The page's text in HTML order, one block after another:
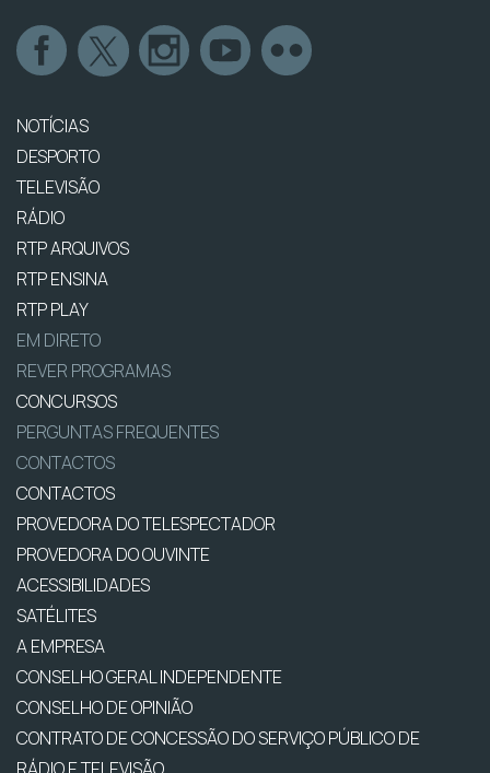
NOTÍCIAS
DESPORTO
TELEVISÃO
RÁDIO
RTP ARQUIVOS
RTP ENSINA
RTP PLAY
EM DIRETO
REVER PROGRAMAS
CONCURSOS
PERGUNTAS FREQUENTES
CONTACTOS
CONTACTOS
PROVEDORA DO TELESPECTADOR
PROVEDORA DO OUVINTE
ACESSIBILIDADES
SATÉLITES
A EMPRESA
CONSELHO GERAL INDEPENDENTE
CONSELHO DE OPINIÃO
CONTRATO DE CONCESSÃO DO SERVIÇO PÚBLICO DE
RÁDIO E TELEVISÃO